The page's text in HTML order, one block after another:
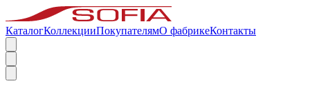
КаталогКоллекцииПокупателямО фабрикеКонтакты